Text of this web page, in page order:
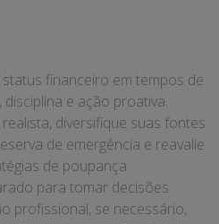
financeiro em tempos de
e ação proativa.
diversifique suas fontes
de emergência e reavalie
de poupança
para tomar decisões
profissional, se necessário,